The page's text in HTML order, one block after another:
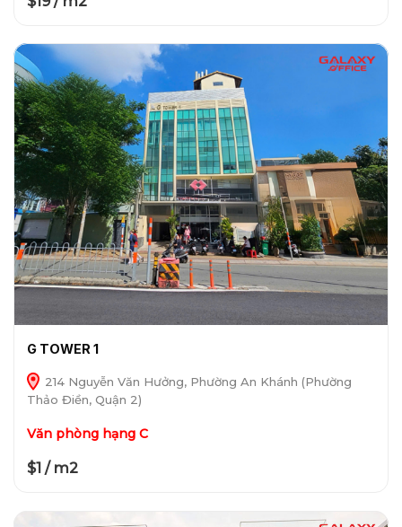
G TOWER 1
214 Nguyễn Văn Hưởng, Phường An Khánh (Phường
Thảo Điền, Quận 2)
Văn phòng hạng C
$1 / m2